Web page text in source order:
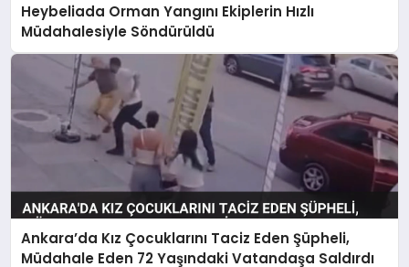
Heybeliada Orman Yangını Ekiplerin Hızlı
Müdahalesiyle Söndürüldü
Ankara’da Kız Çocuklarını Taciz Eden Şüpheli,
Müdahale Eden 72 Yaşındaki Vatandaşa Saldırdı